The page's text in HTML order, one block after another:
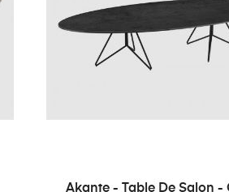
Akante - Table De Salon -